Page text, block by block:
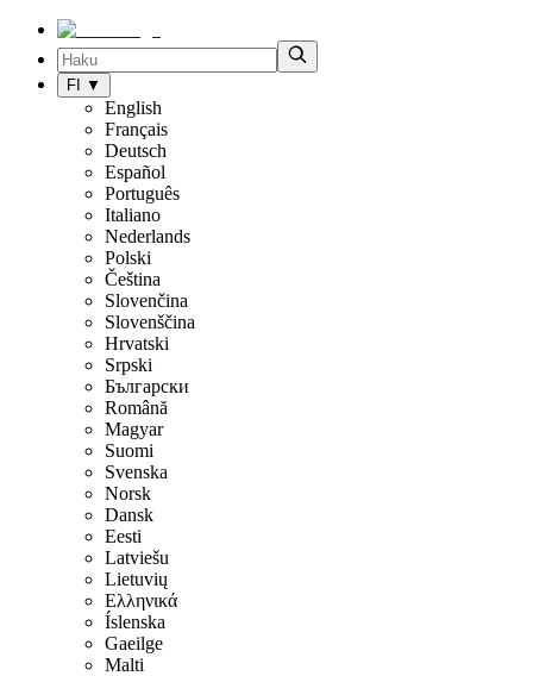
FI ▼
English
Français
Deutsch
Español
Português
Italiano
Nederlands
Polski
Čeština
Slovenčina
Slovenščina
Hrvatski
Srpski
Български
Română
Magyar
Suomi
Svenska
Norsk
Dansk
Eesti
Latviešu
Lietuvių
Ελληνικά
Íslenska
Gaeilge
Malti